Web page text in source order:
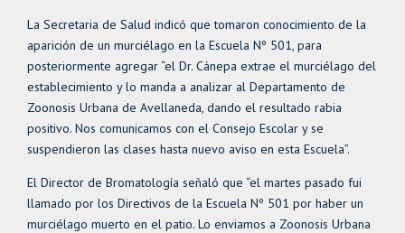
La Secretaria de Salud indicó que tomaron conocimiento de la
aparición de un murciélago en la Escuela Nº 501, para
posteriormente agregar “el Dr. Cánepa extrae el murciélago del
establecimiento y lo manda a analizar al Departamento de
Zoonosis Urbana de Avellaneda, dando el resultado rabia
positivo. Nos comunicamos con el Consejo Escolar y se
suspendieron las clases hasta nuevo aviso en esta Escuela”.
El Director de Bromatología señaló que “el martes pasado fui
llamado por los Directivos de la Escuela Nº 501 por haber un
murciélago muerto en el patio. Lo enviamos a Zoonosis Urbana